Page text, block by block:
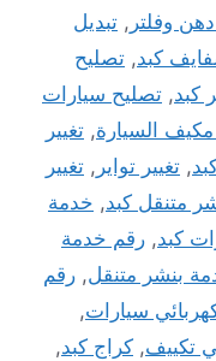
وفلتر , تبديل
كبد, تصليح
كبد, تصليح سيارات
مكيف السيارة, تغيير
, تغيير تواير , تغيير
متنقل كبد, خدمة
كبد, رقم خدمة
بنشر متنقل, رقم
سيارات,
تكييف, كراج كبد,